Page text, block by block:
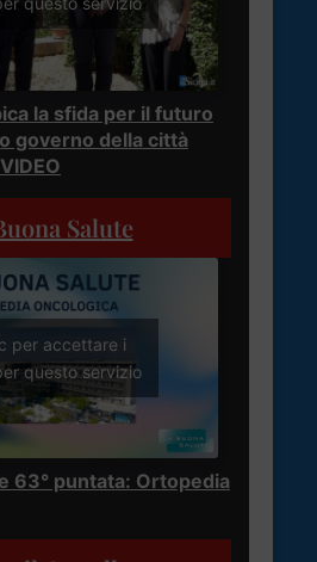
la sfida per il futuro
governo della città
Salute
per accettare i
questo servizio
63° puntata: Ortopedia